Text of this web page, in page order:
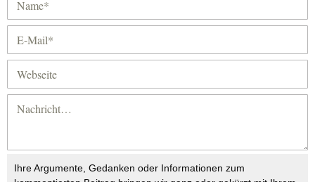
Ihre Argumente, Gedanken oder Informationen zum